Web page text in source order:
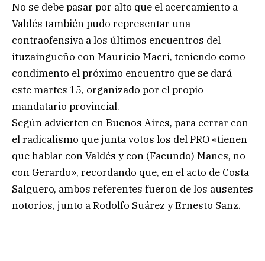
No se debe pasar por alto que el acercamiento a
Valdés también pudo representar una
contraofensiva a los últimos encuentros del
ituzaingueño con Mauricio Macri, teniendo como
condimento el próximo encuentro que se dará
este martes 15, organizado por el propio
mandatario provincial.
Según advierten en Buenos Aires, para cerrar con
el radicalismo que junta votos los del PRO «tienen
que hablar con Valdés y con (Facundo) Manes, no
con Gerardo», recordando que, en el acto de Costa
Salguero, ambos referentes fueron de los ausentes
notorios, junto a Rodolfo Suárez y Ernesto Sanz.